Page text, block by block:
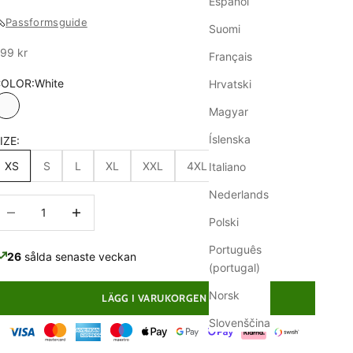
Suomi
Français
Hrvatski
Magyar
Íslenska
Italiano
Nederlands
Polski
Português
(portugal)
Norsk
Slovenščina
Passformsguide
kr
White
White
XS
S L XL XXL 4XL 5XL
26 sålda senaste veckan
LÄGG I VARUKORGEN